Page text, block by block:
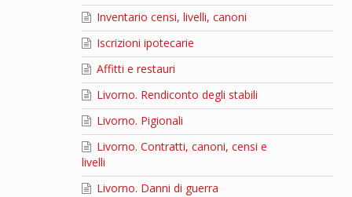
Inventario censi, livelli, canoni
Iscrizioni ipotecarie
Affitti e restauri
Livorno. Rendiconto degli stabili
Livorno. Pigionali
Livorno. Contratti, canoni, censi e
livelli
Livorno. Danni di guerra